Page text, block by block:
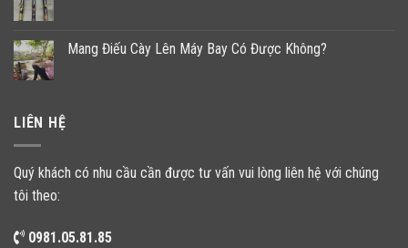
Mang Điếu Cày Lên Máy Bay Có Được Không?
LIÊN HỆ
Quý khách có nhu cầu cần được tư vấn vui lòng liên hệ với chúng
tôi theo:
0981.05.81.85